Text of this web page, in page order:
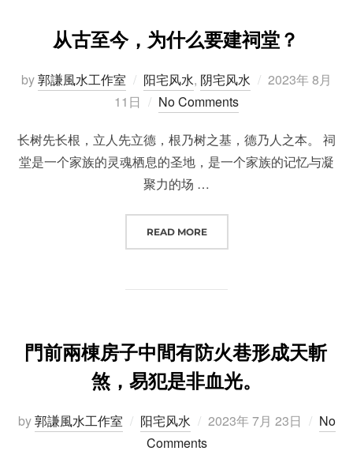
从古至今，为什么要建祠堂？
by郭謙風水工作室 阳宅风水, 阴宅风水
Posted
2023年 8月
11日
No Comments
长树先长根，立人先立德，根乃树之基，德乃人之本。 祠
堂是一个家族的灵魂栖息的圣地，是一个家族的记忆与凝
聚力的场 …
READ MORE“从古至今，为什么要建祠堂？”
門前兩棟房子中間有防火巷形成天斬
煞，易犯是非血光。
by郭謙風水工作室 阳宅风水
Posted
on
2023年 7月 23日
No
Comments